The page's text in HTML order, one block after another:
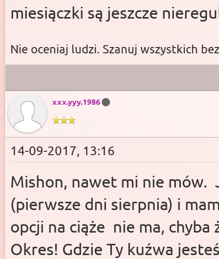
miesiączki są jeszcze
Nie oceniaj ludzi. Szanuj wszystkich
xxx.yyy.1986
14-09-2017, 13:16
Mishon, nawet mi nie mów.
(pierwsze dni sierpnia) i
opcji na ciąże nie ma,
Okres! Gdzie Ty kuźwa